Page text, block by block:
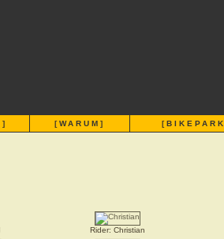
] [WARUM ] [BIKEPARK
Rider: Christian